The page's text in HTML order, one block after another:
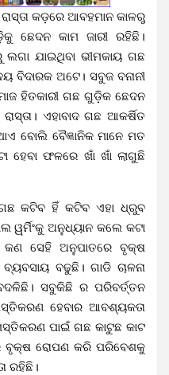
କଡ଼ରେ ଆବହମାନ କାଳରୁ
କାମ ଜାରୀ ରହିଛି।
ଲଗା ଯାଇଥିବା ଭୀମକାୟ ଗଛ
ଅଟେ। ସବୁଜ ବନାନୀ
ହିତକାରୀ ଗଛ ଗୁଡ଼ିକ ଛେଦନ
ଏହାବାଦ ଗଛ ଆକର୍ଷିତ
ବୋଲି ବୈଜ୍ଞାନିକ ମାନେ ମତ
ଫଳରେ ଖାଁ ଖାଁ ଲାଗୁଛି
କଟିବ ହିଁ କଟିବ ଏହା ଧ୍ରୁବ
ୱର୍ମିଂକୁ ଅନୁଧ୍ୟାନ କଲେ କଟା
କଣ ସେହି ଅନୁପାତରେ ବୃକ୍ଷ
ବଢୁଛି। ଗାଡି ଚାଳନା
ସବୁକିଛି ର ପରିବର୍ତ୍ତନ
ହେବାର ଆବଶ୍ୟକତା
ପାଇଁ ଗଛ କାଟୁଛ କାଟ
ବୃକ୍ଷ ରୋପଣ କରି ପରିବେଶକୁ
ରହିଛି।